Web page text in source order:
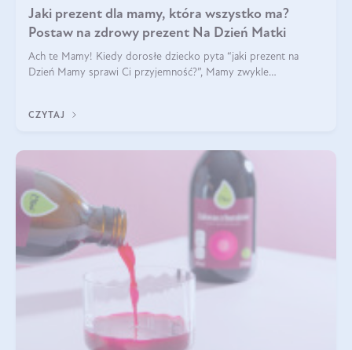
Jaki prezent dla mamy, która wszystko ma?
Postaw na zdrowy prezent Na Dzień Matki
Ach te Mamy! Kiedy dorosłe dziecko pyta “jaki prezent na
Dzień Mamy sprawi Ci przyjemność?”, Mamy zwykle
CZYTAJ